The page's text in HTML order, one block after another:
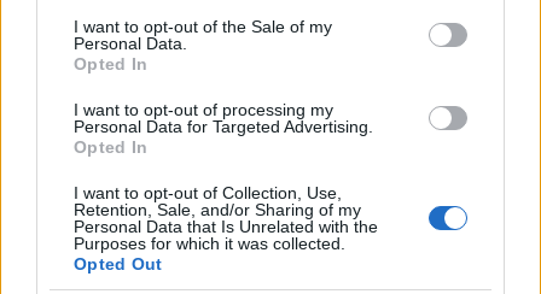
consent section.
I want to opt-out of the Sale of my
Personal Data.
Opted In
I want to opt-out of processing my
Personal Data for Targeted Advertising.
Opted In
I want to opt-out of Collection, Use,
Retention, Sale, and/or Sharing of my
Personal Data that Is Unrelated with the
Purposes for which it was collected.
Opted Out
Vica Ki-be tawaret című filmjéért a 2010-es Magyar
díjat is. Korábban több színpadi szerepben is
láthattuk - Tristán és Izolda, Chigaco, Sose halunk
meg – újabban azonban sokkal inkább filmes
karrierjére koncentrál. Tehetsége mellett a